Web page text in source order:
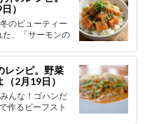
）
のビューティー
、「サーモンの
レシピ。野菜
2月19日）
んな！ゴハンだ
作るビーフスト